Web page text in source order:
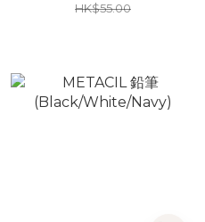
HK$55.00